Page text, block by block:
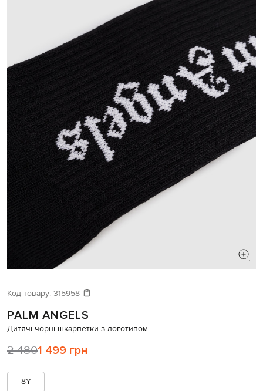
Код товару: 315958
PALM ANGELS
Дитячі чорні шкарпетки з логотипом
2 4801 499 грн
8Y